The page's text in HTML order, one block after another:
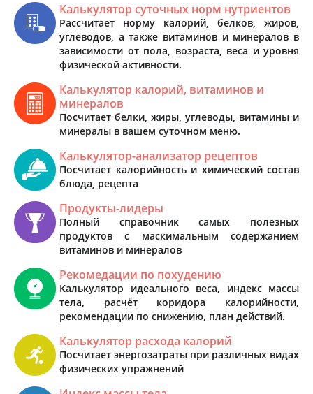
Калькулятор суточных норм нутриентов
Рассчитает норму калорий, белков, жиров,
углеводов, а также витаминов и минералов в
зависимости от пола, возраста, веса и уровня
физической активности.
Калькулятор калорий, витаминов и
минералов
Посчитает белки, жиры, углеводы, витамины и
минералы в вашем суточном меню.
Калькулятор-анализатор рецептов
Посчитает калорийность и химический состав
блюда, рецепта
Продукты-лидеры
Полный справочник самых полезных
продуктов с маскимальным содержанием
витаминов и минералов
Рекомедации по похудению
Калькулятор идеального веса, индекс массы
тела, расчёт коридора калорийности,
рекомендации по снижению, план действий.
Калькулятор расхода калорий
Посчитает энергозатраты при различных видах
физических упражнений